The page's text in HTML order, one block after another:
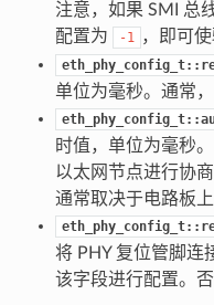
注意，如果 SMI 总
配置为
-1 ，即可
单位为毫秒。通常
时值，单位为毫秒
以太网节点进行协
通常取决于电路板上
将 PHY 复位管脚连
该字段进行配置。